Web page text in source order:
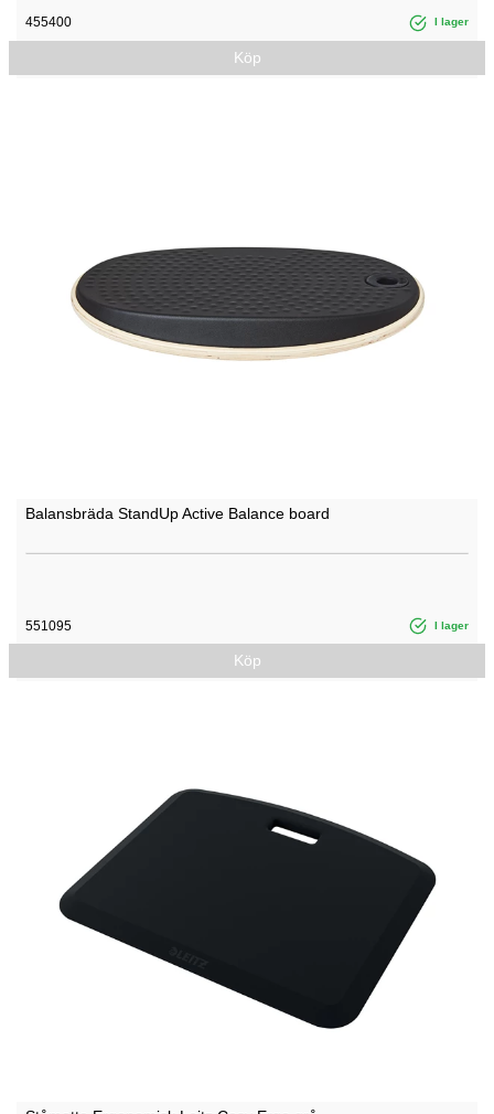
455400 I lager
Köp
Balansbräda StandUp Active Balance board
551095 I lager
Köp